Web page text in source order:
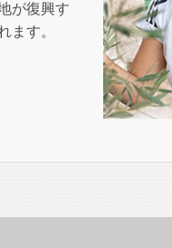
が復興す
ます。